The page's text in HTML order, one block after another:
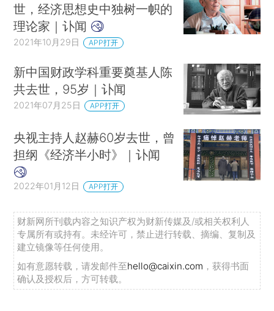
世，经济思想史中独树一帜的
理论家｜讣闻
2021年10月29日 APP打开
新中国财政学科重要奠基人陈
共去世，95岁｜讣闻
2021年07月25日 APP打开
央视主持人赵赫60岁去世，曾
担纲《经济半小时》｜讣闻
2022年01月12日 APP打开
财新网所刊载内容之知识产权为财新传媒及/或相关权利人
专属所有或持有。未经许可，禁止进行转载、摘编、复制及
建立镜像等任何使用。
如有意愿转载，请发邮件至hello@caixin.com ，获得书面
确认及授权后，方可转载。